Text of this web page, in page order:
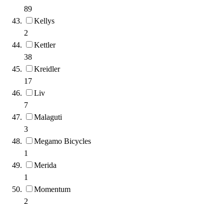
89
Kellys
2
Kettler
38
Kreidler
17
Liv
7
Malaguti
3
Megamo Bicycles
1
Merida
1
Momentum
2